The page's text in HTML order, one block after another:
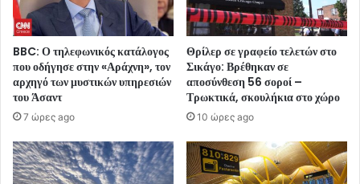
BBC: Ο τηλεφωνικός κατάλογος
που οδήγησε στην «Αράχνη», τον
αρχηγό των μυστικών υπηρεσιών
του Άσαντ
7 ώρες ago
Θρίλερ σε γραφείο τελετών στο
Σικάγο: Βρέθηκαν σε
αποσύνθεση 56 σοροί –
Τρωκτικά, σκουλήκια στο χώρο
10 ώρες ago